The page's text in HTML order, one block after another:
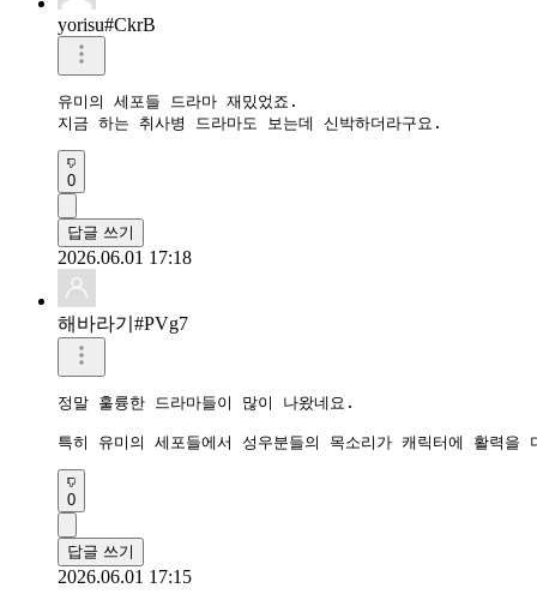
yorisu#CkrB
유미의 세포들 드라마 재밌었죠.
지금 하는 취사병 드라마도 보는데 신박하더라구요.
0
답글 쓰기
2026.06.01 17:18
해바라기#PVg7
정말 훌륭한 드라마들이 많이 나왔네요.
특히 유미의 세포들에서 성우분들의 목소리가 캐릭터에 활력을
0
답글 쓰기
2026.06.01 17:15